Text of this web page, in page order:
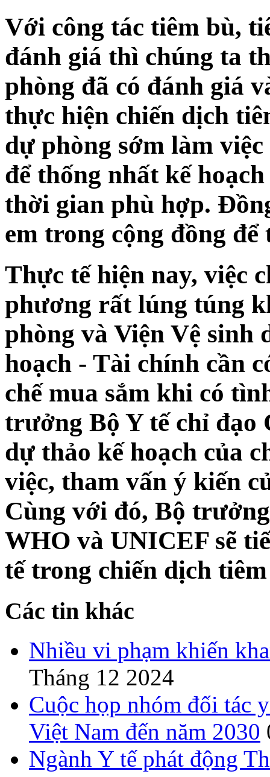
Với công tác tiêm bù,
đánh giá thì chúng ta
phòng đã có đánh giá
thực hiện chiến dịch
dự phòng sớm làm
để thống nhất kế
thời gian phù hợp.
em trong cộng đồng
Thực tế hiện nay, việc
phương rất lúng túng
phòng và Viện Vệ sinh
hoạch - Tài chính cần
chế mua sắm khi có
trưởng Bộ Y tế chỉ đạo
dự thảo kế hoạch của
việc, tham vấn ý kiến
Cùng với đó, Bộ
WHO và UNICEF sẽ
tế trong chiến dịch
Các tin khác
Nhiều vi phạm khiến
Tháng 12 2024
Cuộc họp nhóm đối tác
Việt Nam đến năm 2030
Ngành Y tế phát động